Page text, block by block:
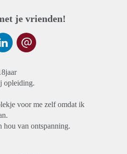
je vrienden!
opleiding.
voor me zelf omdat ik
hou van ontspanning.